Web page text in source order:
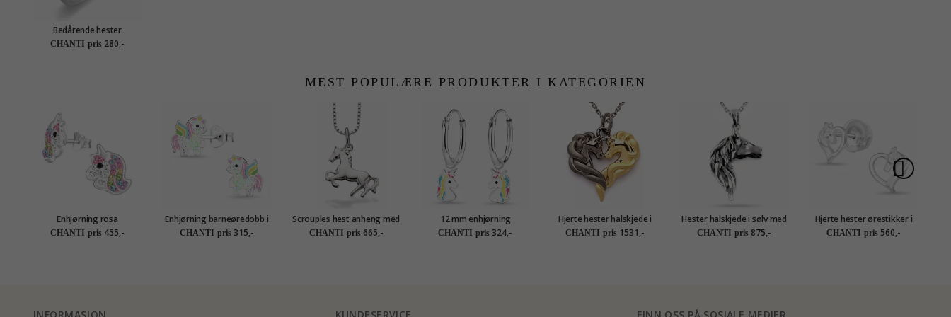
Bedårende hester
barnering i sølv
CHANTI-pris 280,-
MEST POPULÆRE PRODUKTER I KATEGORIEN
Enhjørning rosa
barneøredobb i sølv - Little
Ones
CHANTI-pris 455,-
Enhjørning barneøredobb i
sølv - Little Ones
CHANTI-pris 315,-
Scrouples hest anheng med
kjede i sølv
CHANTI-pris 665,-
12 mm enhjørning
barneøredobb i sølv - Little
Ones
CHANTI-pris 324,-
Hjerte hester halskjede i
forgylt sølv med anheng i
sølv og forgylt sølv
CHANTI-pris 1531,-
Hester halskjede i sølv med
anheng i sølv
CHANTI-pris 875,-
Hjerte hester ørestikker i
sølv - Little Ones
CHANTI-pris 560,-